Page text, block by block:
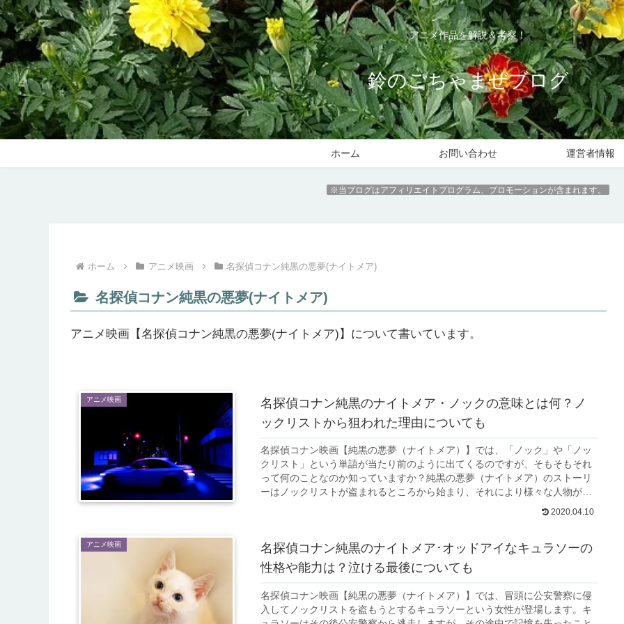
アニメ作品を解説＆考察！
鈴のごちゃまぜブログ
ホーム お問い合わせ 運営者情報
※当ブログはアフィリエイトプログラム、プロモーションが含まれます。
ホーム アニメ映画 名探偵コナン純黒の悪夢(ナイトメア)
名探偵コナン純黒の悪夢(ナイトメア)
アニメ映画【名探偵コナン純黒の悪夢(ナイトメア)】について書いています。
アニメ映画
名探偵コナン純黒のナイトメア・ノックの意味とは何？ノ
ックリストから狙われた理由についても
名探偵コナン映画【純黒の悪夢（ナイトメア）】では、「ノック」や「ノッ
クリスト」という単語が当たり前のように出てくるのですが、そもそもそれ
って何のことなのか知っていますか？純黒の悪夢（ナイトメア）のストーリ
ーはノックリストが盗まれるところから始まり、それにより様々な人物が黒
2020.04.10
アニメ映画
名探偵コナン純黒のナイトメア･オッドアイなキュラソーの
性格や能力は？泣ける最後についても
名探偵コナン映画【純黒の悪夢（ナイトメア）】では、冒頭に公安警察に侵
入してノックリストを盗もうとするキュラソーという女性が登場します。キ